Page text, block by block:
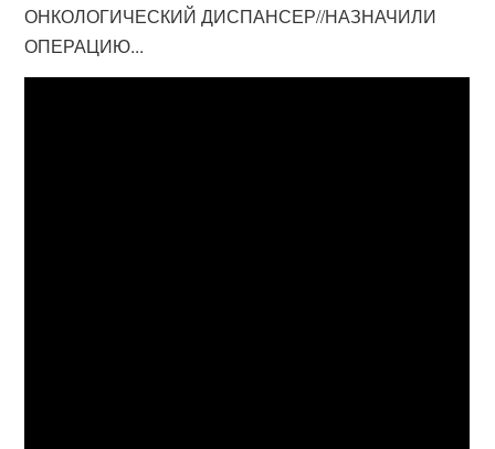
ОНКОЛОГИЧЕСКИЙ ДИСПАНСЕР//НАЗНАЧИЛИ
ОПЕРАЦИЮ...